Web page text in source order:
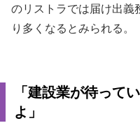
のリストラでは届け出義
り多くなるとみられる。
「建設業が待って
よ」